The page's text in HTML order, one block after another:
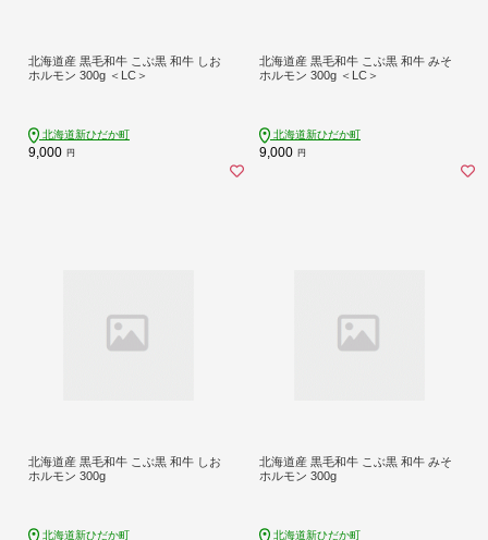
北海道産 黒毛和牛 こぶ黒 和牛 しお
ホルモン 300g ＜LC＞
北海道新ひだか町
9,000 円
北海道産 黒毛和牛 こぶ黒 和牛 みそ
ホルモン 300g ＜LC＞
北海道新ひだか町
9,000 円
北海道産 黒毛和牛 こぶ黒 和牛 しお
ホルモン 300g
北海道新ひだか町
北海道産 黒毛和牛 こぶ黒 和牛 みそ
ホルモン 300g
北海道新ひだか町